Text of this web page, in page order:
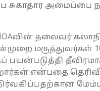
அமைப்பை
தலைவர்
பயன்படுத்தி
என்பதை